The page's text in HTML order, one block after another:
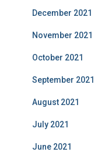
December 2021
November 2021
October 2021
September 2021
August 2021
July 2021
June 2021